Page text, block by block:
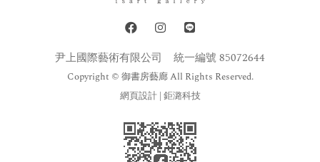
尹上國際藝術有限公司 統一編號 85072644
Copyright © 御書房藝廊 All Rights Reserved.
網頁設計| 鉅潞科技